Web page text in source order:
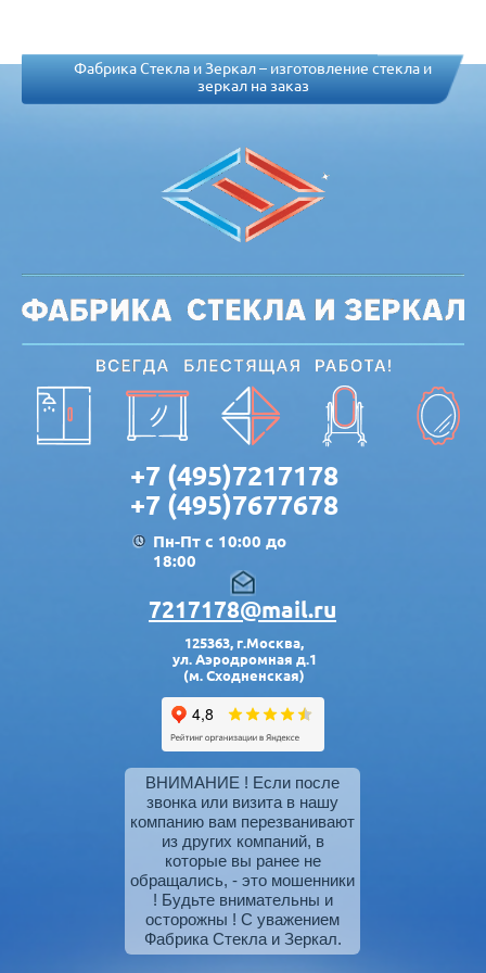
+7 (495)7217178
+7 (495)7677678
Пн-Пт с 10:00 до
18:00
Фабрика Стекла и Зеркал – изготовление стекла и
зеркал на заказ
7217178@mail.ru
125363, г.Москва,
ул. Аэродромная д.1
(м. Сходненская)
ВНИМАНИЕ ! Если после
звонка или визита в нашу
компанию вам перезванивают
из других компаний, в
которые вы ранее не
обращались, - это мошенники
! Будьте внимательны и
осторожны ! С уважением
Фабрика Стекла и Зеркал.